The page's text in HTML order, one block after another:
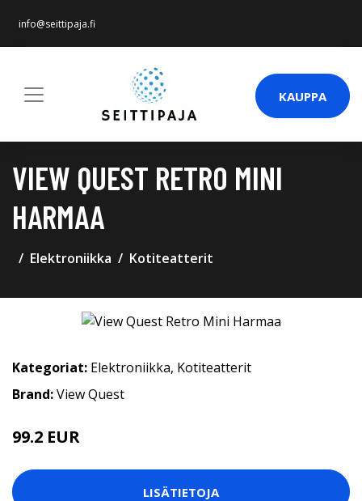
info@seittipaja.fi
KAUPPA
VIEW QUEST RETRO MINI
HARMAA
Elektroniikka Kotiteatterit
Kategoriat: Elektroniikka, Kotiteatterit
Brand:View Quest
99.2 EUR
LISÄTIETOJA